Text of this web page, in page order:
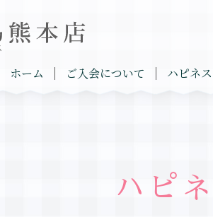
ホーム ご入会について ハピネ
ハピ